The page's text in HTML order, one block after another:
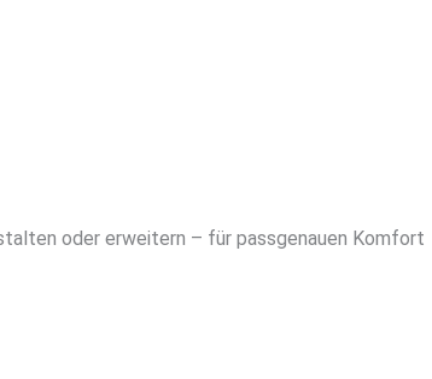
oder erweitern – für passgenauen Komfort